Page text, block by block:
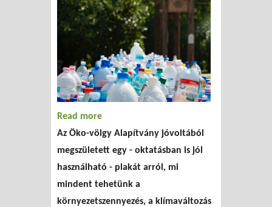
Read more
klímaváltozáson? - poszter
Az Öko-völgy Alapítvány jóvoltából
megszületett egy - oktatásban is jól
használható - plakát arról, mi
mindent tehetünk a
környezetszennyezés, a klímaváltozás